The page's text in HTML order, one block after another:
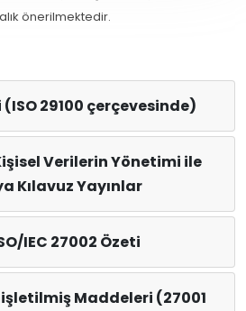
önerilmektedir.
29100 çerçevesinde)
Verilerin Yönetimi ile
Kılavuz Yayınlar
IEC 27002 Özeti
Maddeleri (27001